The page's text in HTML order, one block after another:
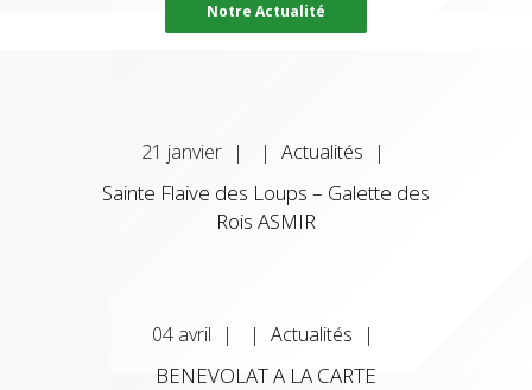
Notre Actualité
21 janvier | | Actualités |
Sainte Flaive des Loups – Galette des
Rois ASMIR
04 avril | | Actualités |
BENEVOLAT A LA CARTE